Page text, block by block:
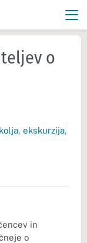
o
, ekskurzija,
in
o